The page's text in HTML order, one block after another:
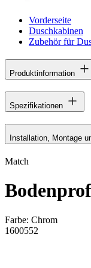
Vorderseite
Duschkabinen
Zubehör für
Produktinformation
Spezifikationen
Installation, Montage
Match
Farbe: Chrom
1600552